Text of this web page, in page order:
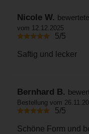
Nicole W.
vom 12.12.2025
5/5
Saftig und lecker
Bernhard B.
Bestellung vom
5/5
Schöne Form und